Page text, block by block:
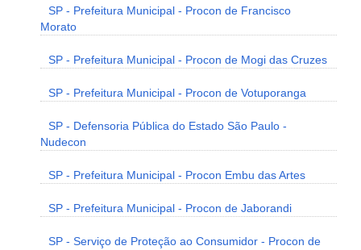
SP - Prefeitura Municipal - Procon de Francisco
Morato
SP - Prefeitura Municipal - Procon de Mogi das Cruzes
SP - Prefeitura Municipal - Procon de Votuporanga
SP - Defensoria Pública do Estado São Paulo -
Nudecon
SP - Prefeitura Municipal - Procon Embu das Artes
SP - Prefeitura Municipal - Procon de Jaborandi
SP - Serviço de Proteção ao Consumidor - Procon de